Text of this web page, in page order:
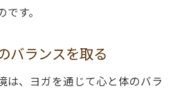
す。
バランスを取る
は、ヨガを通じて心と体のバラ